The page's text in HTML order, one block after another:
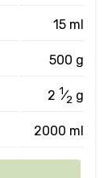
15 ml
500 g
2 1⁄2 g
2000 ml